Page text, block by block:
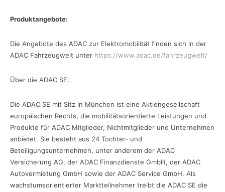
Produktangebote:
Die Angebote des ADAC zur Elektromobilität finden sich in der
ADAC Fahrzeugwelt unter https://www.adac.de/fahrzeugwelt/
Über die ADAC SE:
Die ADAC SE mit Sitz in München ist eine Aktiengesellschaft
europäischen Rechts, die mobilitätsorientierte Leistungen und
Produkte für ADAC Mitglieder, Nichtmitglieder und Unternehmen
anbietet. Sie besteht aus 24 Tochter- und
Beteiligungsunternehmen, unter anderem der ADAC
Versicherung AG, der ADAC Finanzdienste GmbH, der ADAC
Autovermietung GmbH sowie der ADAC Service GmbH. Als
wachstumsorientierter Marktteilnehmer treibt die ADAC SE die